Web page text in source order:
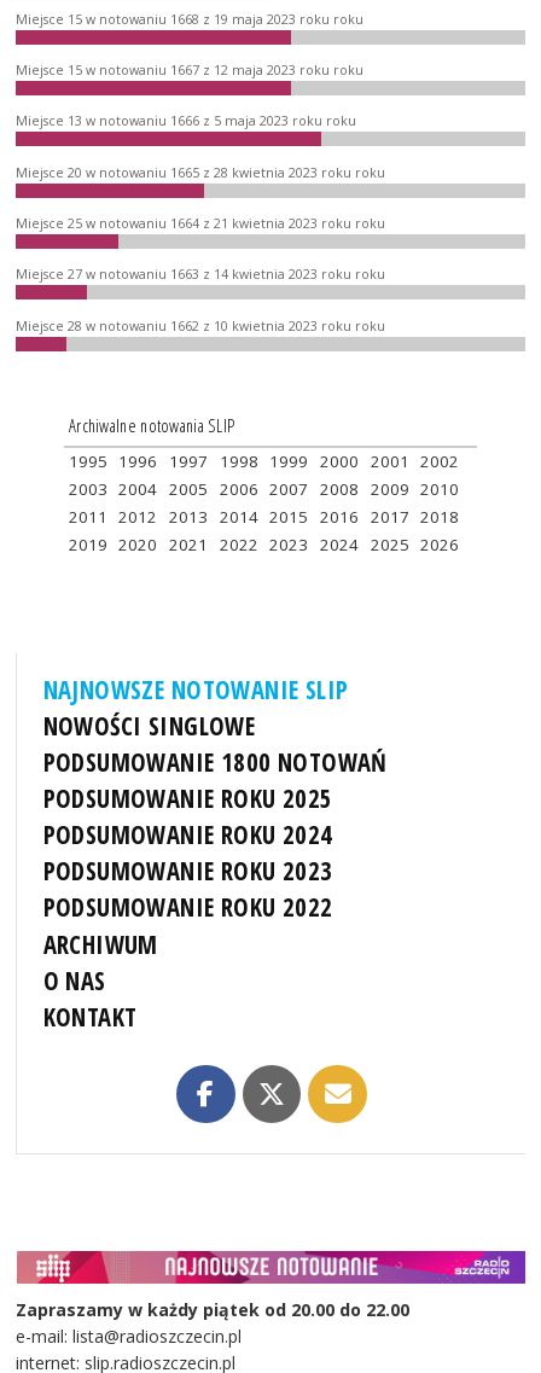
Miejsce 15 w notowaniu 1668 z 19 maja 2023 roku roku
Miejsce 15 w notowaniu 1667 z 12 maja 2023 roku roku
Miejsce 13 w notowaniu 1666 z 5 maja 2023 roku roku
Miejsce 20 w notowaniu 1665 z 28 kwietnia 2023 roku roku
Miejsce 25 w notowaniu 1664 z 21 kwietnia 2023 roku roku
Miejsce 27 w notowaniu 1663 z 14 kwietnia 2023 roku roku
Miejsce 28 w notowaniu 1662 z 10 kwietnia 2023 roku roku
Archiwalne notowania SLIP
1995 1996 1997 1998 1999 2000 2001
2002
2003 2004 2005 2006 2007 2008 2009 2010
2011
2012 2013 2014 2015 2016 2017 2018
2019 2020 2021 2022 2023 2024 2025 2026
NAJNOWSZE NOTOWANIE SLIP
NOWOŚCI SINGLOWE
PODSUMOWANIE 1800 NOTOWAŃ
PODSUMOWANIE ROKU 2025
PODSUMOWANIE ROKU 2024
PODSUMOWANIE ROKU 2023
PODSUMOWANIE ROKU 2022
ARCHIWUM
O NAS
KONTAKT
Zapraszamy w każdy piątek od 20.00 do 22.00
e-mail: lista@radioszczecin.pl
internet: slip.radioszczecin.pl